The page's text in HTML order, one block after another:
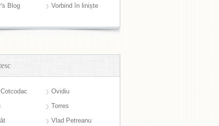
Blog
Vorbind în liniște
Ovidiu
Torres
Vlad Petreanu